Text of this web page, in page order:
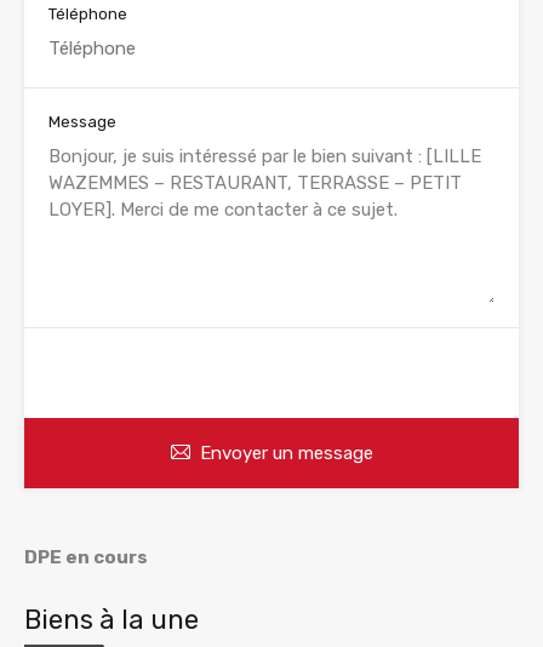
Téléphone
Message
Envoyer un message
DPE en cours
Biens à la une